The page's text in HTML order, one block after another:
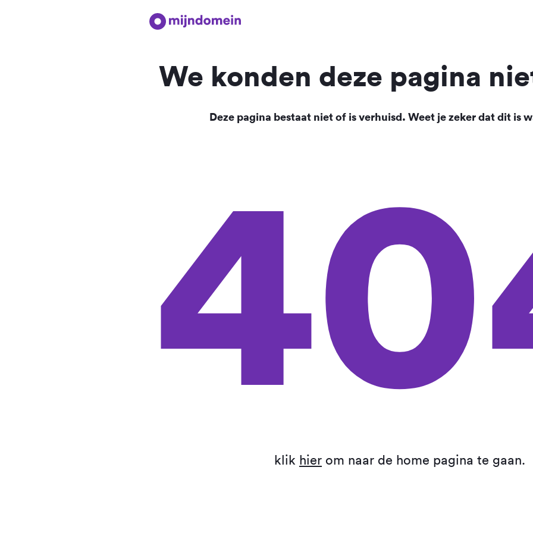
We konden deze pagina
Deze pagina bestaat niet of is verhuisd. Weet je zeker dat dit is
klik hier om naar de home pagina te gaan.